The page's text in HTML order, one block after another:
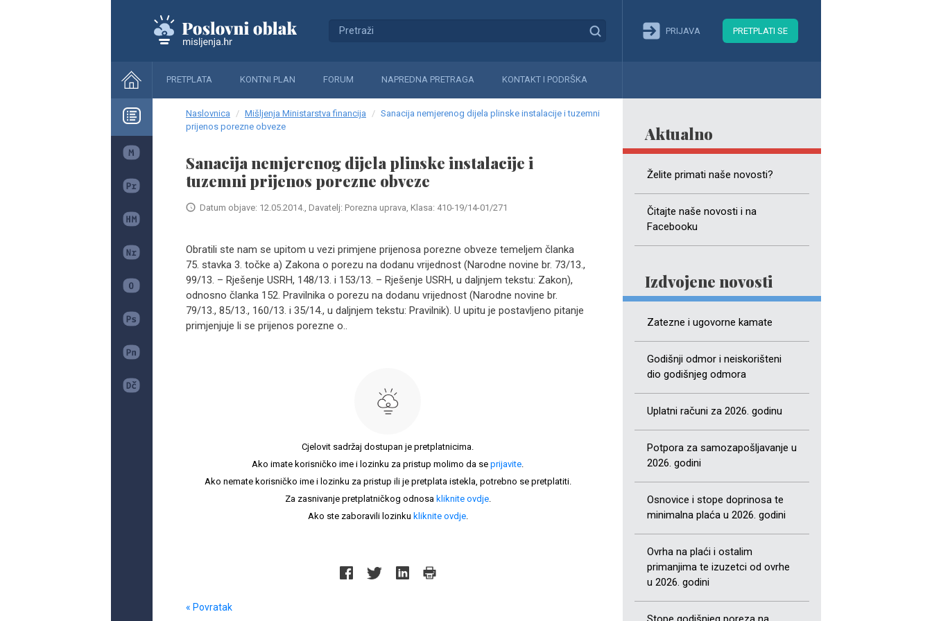
PRIJAVA PRETPLATI SE
PRETPLATA KONTNI PLAN FORUM NAPREDNA PRETRAGA KONTAKT I PODRŠKA
Aktualno
Želite primati naše novosti?
Čitajte naše novosti i na
Facebooku
Izdvojene novosti
Zatezne i ugovorne kamate
Godišnji odmor i neiskorišteni
dio godišnjeg odmora
Uplatni računi za 2026. godinu
Potpora za samozapošljavanje u
2026. godini
Osnovice i stope doprinosa te
minimalna plaća u 2026. godini
Ovrha na plaći i ostalim
primanjima te izuzetci od ovrhe
u 2026. godini
Naslovnica Mišljenja Ministarstva financija
Sanacija nemjerenog dijela plinske instalacije i tuzemni
prijenos porezne obveze
Sanacija nemjerenog dijela plinske instalacije i
tuzemni prijenos porezne obveze
Datum objave: 12.05.2014., Davatelj: Porezna uprava, Klasa: 410-19/14-01/271
Obratili ste nam se upitom u vezi primjene prijenosa porezne obveze temeljem članka
75. stavka 3. točke a) Zakona o porezu na dodanu vrijednost (Narodne novine br. 73/13.,
99/13. – Rješenje USRH, 148/13. i 153/13. – Rješenje USRH, u daljnjem tekstu: Zakon),
odnosno članka 152. Pravilnika o porezu na dodanu vrijednost (Narodne novine br.
79/13., 85/13., 160/13. i 35/14., u daljnjem tekstu: Pravilnik). U upitu je postavljeno pitanje
primjenjuje li se prijenos porezne o..
Cjelovit sadržaj dostupan je pretplatnicima.
Ako imate korisničko ime i lozinku za pristup molimo da se prijavite.
Ako nemate korisničko ime i lozinku za pristup ili je pretplata istekla, potrebno se pretplatiti.
Za zasnivanje pretplatničkog odnosa kliknite ovdje.
Ako ste zaboravili lozinku kliknite ovdje.
« Povratak